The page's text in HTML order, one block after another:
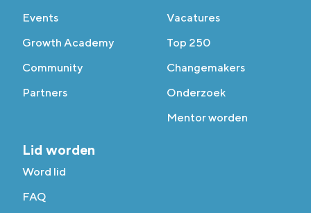
Events
Growth Academy
Community
Partners
Vacatures
Top 250
Changemakers
Onderzoek
Mentor worden
Lid worden
Word lid
FAQ